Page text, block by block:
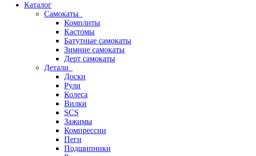
Каталог
Самокаты
Комплиты
Кастомы
Батутные самокаты
Зимние самокаты
Дерт самокаты
Детали
Доски
Рули
Колеса
Вилки
SCS
Зажимы
Компрессии
Пеги
Подшипники